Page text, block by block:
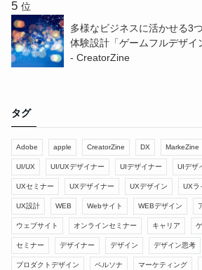
位
多様なビジネスに活かせる3
体験設計「ゲームフルデザイ
- CreatorZine
タグ
Adobe apple CreatorZine DX MarkeZine
UI/UX UI/UXデザイナー UIデザイナー UIデザ
UXセミナー UXデザイナー UXデザイン UXラ
UX設計 WEB Webサイト WEBデザイン
ウェブサイト オンラインセミナー キャリア
セミナー デザイナー デザイン デザイン思考
プロダクトデザイン ペルソナ マーケティング